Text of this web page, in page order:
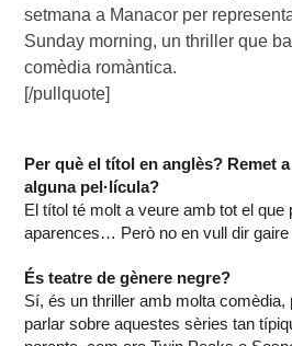
setmana a Manacor per
Sunday morning, un thriller que
comèdia romàntica.
[/pullquote]
Per què el títol en anglès? Remet
alguna pel·lícula?
El títol té molt a veure amb tot el que
aparences… Però no en vull dir
És teatre de gènere negre?
Sí, és un thriller amb molta comèdia,
parlar sobre aquestes sèries tan